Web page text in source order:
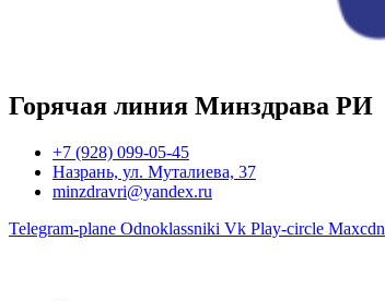
Горячая линия Минздрава РИ
+7 (928) 099-05-45
Назрань, ул. Муталиева, 37
minzdravri@yandex.ru
Telegram-plane Odnoklassniki Vk Play-circle Maxcdn